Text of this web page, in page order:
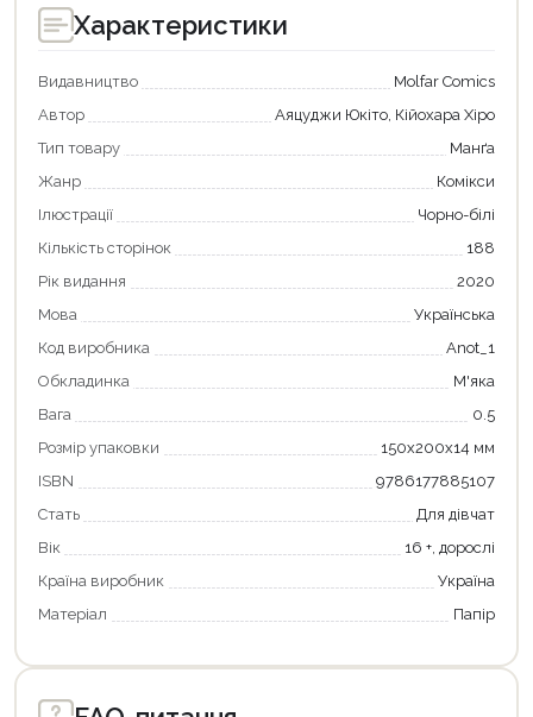
Характеристики
Видавництво
Molfar Comics
Автор
Аяцуджи Юкіто, Кійохара Хіро
Тип товару
Манґа
Жанр
Комікси
Ілюстрації
Чорно-білі
Кількість сторінок
188
Рік видання
2020
Мова
Українська
Код виробника
Anot_1
Обкладинка
М'яка
Вага
0.5
Розмір упаковки
150х200х14 мм
ISBN
9786177885107
Стать
Для дівчат
Вік
16 +, дорослі
Країна виробник
Україна
Матеріал
Папір
Продовжити покупки